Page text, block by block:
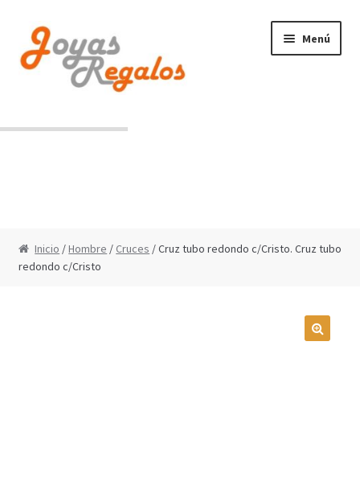
a
la
navegación
al
contenido
Menú
Inicio /Hombre / Cruces / Cruz tubo redondo c/Cristo. Cruz tubo
redondo c/Cristo